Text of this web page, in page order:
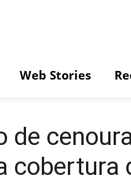
Web Stories
de
cobertura